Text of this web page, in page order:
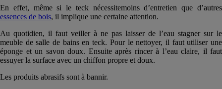
En effet, même si le teck nécessitemoins d’entretien que d’autres
essences de bois, il implique une certaine attention.
Au quotidien, il faut veiller à ne pas laisser de l’eau stagner sur le
meuble de salle de bains en teck. Pour le nettoyer, il faut utiliser une
éponge et un savon doux. Ensuite après rincer à l’eau claire, il faut
essuyer la surface avec un chiffon propre et doux.
Les produits abrasifs sont à bannir.